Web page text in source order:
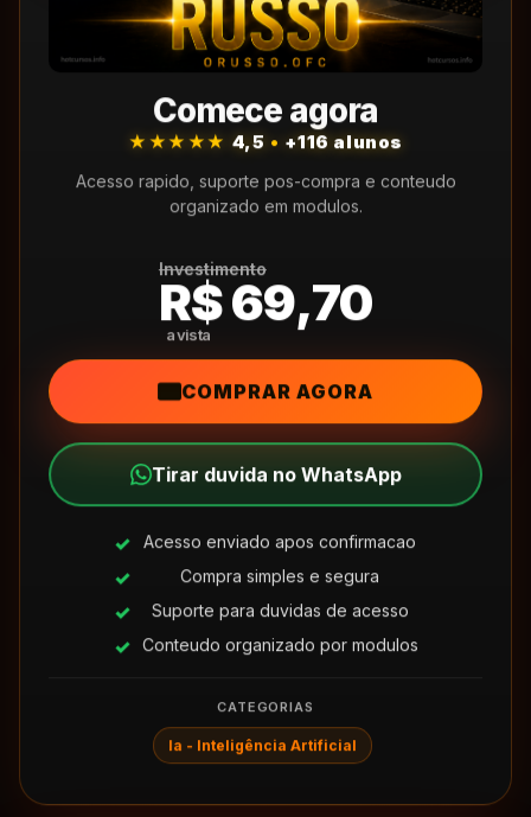
Comece agora
★★★★★ 4,5 • +116 alunos
Acesso rapido, suporte pos-compra e conteudo
organizado em modulos.
Investimento
R$ 69,70
COMPRAR AGORA
Tirar duvida no WhatsApp
Acesso enviado apos confirmacao
Compra simples e segura
Suporte para duvidas de acesso
Conteudo organizado por modulos
CATEGORIAS
Ia - Inteligência Artificial